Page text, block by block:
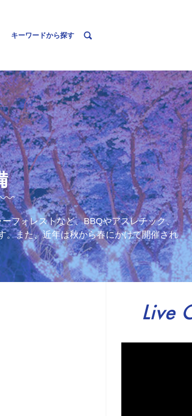
キーワードから探す
フォレストなど、BBQやアスレチック、
。また、近年は秋から春にかけて開催され
Live